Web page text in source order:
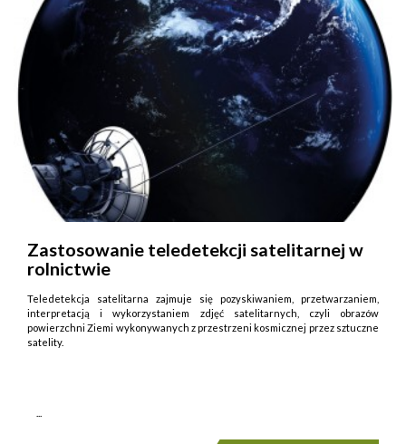
Zastosowanie teledetekcji satelitarnej w
rolnictwie
Teledetekcja satelitarna zajmuje się pozyskiwaniem, przetwarzaniem,
interpretacją i wykorzystaniem zdjęć satelitarnych, czyli obrazów
powierzchni Ziemi wykonywanych z przestrzeni kosmicznej przez sztuczne
satelity.